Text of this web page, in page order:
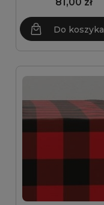
Do koszyka